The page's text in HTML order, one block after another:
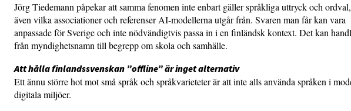
Jörg Tiedemann påpekar att samma fenomen inte enbart gäller språkliga uttryck och
även vilka associationer och referenser AI-modellerna utgår från. Svaren man får kan vara
anpassade för Sverige och inte nödvändigtvis passa in i en finländsk kontext. Det kan
från myndighetsnamn till begrepp om skola och samhälle.
Att hålla finlandssvenskan ”offline” är inget alternativ
Ett ännu större hot mot små språk och språkvarieteter är att inte alls använda språken i
digitala miljöer.